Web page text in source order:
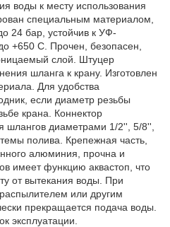
воды к месту использования
специальным материалом,
24 бар, устойчив к УФ-
+650 С. Прочен, безопасен,
слой. Штуцер
шланга к крану. Изготовлен
Для удобства
если диаметр резьбы
крана. Коннектор
шлангов диаметрами 1/2'', 5/8'',
полива. Крепежная часть,
алюминия, прочна и
имеет функцию аквастоп, что
от вытекания воды. При
или другим
прекращается подача воды.
эксплуатации.